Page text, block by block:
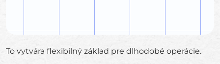
To vytvára flexibilný základ pre dlhodobé operácie.